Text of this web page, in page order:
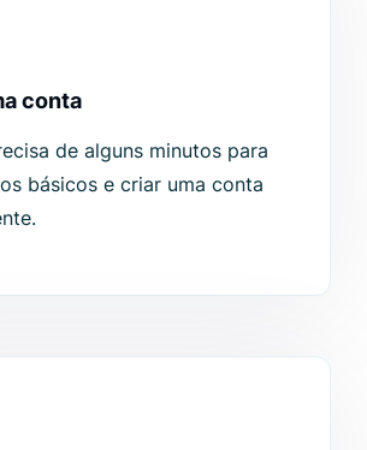
conta
de alguns minutos para
básicos e criar uma conta